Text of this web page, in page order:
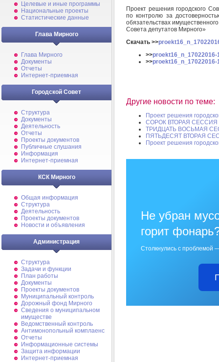
Целевые и иные программы
Национальные проекты
Статистические данные
Глава Мирного
Глава Мирного
Документы
Отчеты
Интернет-приемная
Городской Совет
Структура
Документы
Деятельность
Отчеты
Проекты документов
Публичные слушания
Информация
Интернет-приемная
КСК Мирного
Общая информация
Структура
Деятельность
Проекты документов
Новости и объявления
Администрация
Структура
Задачи и функции
План работы
Документы
Проекты документов
Муниципальный контроль
Дорожный фонд Мирного
Cведения о муниципальном
имуществе
Ведомственный контроль
Антимонопольный комплаенс
Отчеты
Информационные системы
Защита информации
Интернет-приемная
Проект решения городского
по контролю за
обязательствах
Совета депутатов Мирного»
Скачать >>
>>proekt16_n_17022016-
>>proekt16_n_17022016-
Другие новости по теме:
Проект решения
СОРОК ВТОРАЯ
ТРИДЦАТЬ ВОСЬМАЯ
ПЯТЬДЕСЯТ ВТОРАЯ
Проект решения
Не убран
горит
Столкнулись с проблемой